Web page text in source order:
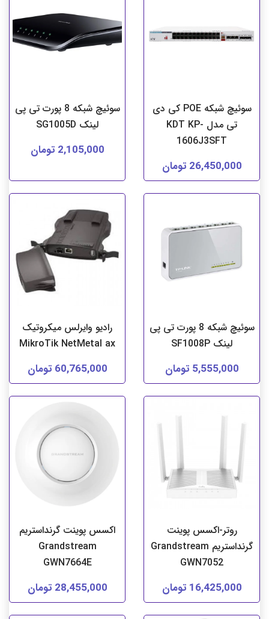
سوئیچ شبکه POE کی دی
تی مدل KDT KP-
1606J3SFT
26,450,000 تومان
سوئیچ شبکه 8 پورت تی پی
لینک SG1005D
2,105,000 تومان
سوئیچ شبکه 8 پورت تی پی
لینک SF1008P
5,555,000 تومان
رادیو وایرلس میکروتیک
MikroTik NetMetal ax
60,765,000 تومان
روتر-اکسس پوینت
گرنداستریم Grandstream
GWN7052
16,425,000 تومان
اکسس پوینت گرنداستریم
Grandstream
GWN7664E
28,455,000 تومان